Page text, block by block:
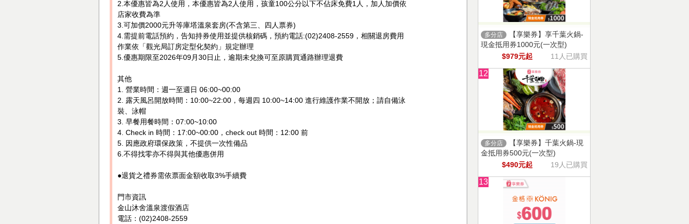
2.本優惠皆為2人使用，本優惠皆為2人使用，孩童100公分以下不佔床免費1人，加人加價依
店家收費為準
3.可加價2000元升等庫塔溫泉套房(不含第三、四人票券)
4.需提前電話預約，告知持券使用並提供核銷碼，預約電話:(02)2408-2559，相關退房費用
作業依「觀光局訂房定型化契約」規定辦理
5.優惠期限至2026年09月30日止，逾期未兌換可至原購買通路辦理退費
其他
1. 營業時間：週一至週日 06:00~00:00
2. 露天風呂開放時間：10:00~22:00，每週四 10:00~14:00 進行維護作業不開放；請自備泳
裝、泳帽
3. 早餐用餐時間：07:00~10:00
4. Check in 時間：17:00~00:00，check out 時間：12:00 前
5. 因應政府環保政策，不提供一次性備品
6.不得找零亦不得與其他優惠併用
●退貨之禮券需依票面金額收取3%手續費
門市資訊
金山沐舍溫泉渡假酒店
電話：(02)2408-2559
多分店
【享樂券】享千葉火鍋-
現金抵用券1000元(一次型)
$979元起
11人已購買
12
多分店
【享樂券】千葉火鍋-現
金抵用券500元(一次型)
$490元起
19人已購買
13